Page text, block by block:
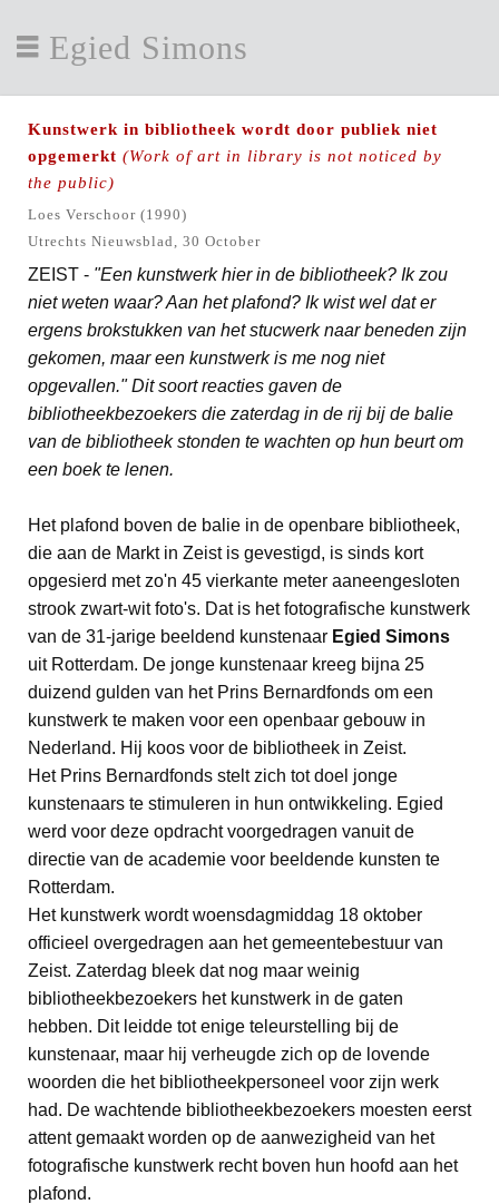
Egied Simons
Kunstwerk in bibliotheek wordt door publiek niet
opgemerkt (Work of art in library is not noticed by
the public)
Loes Verschoor (1990)
Utrechts Nieuwsblad, 30 October
ZEIST - "Een kunstwerk hier in de bibliotheek? Ik zou
niet weten waar? Aan het plafond? Ik wist wel dat er
ergens brokstukken van het stucwerk naar beneden zijn
gekomen, maar een kunstwerk is me nog niet
opgevallen." Dit soort reacties gaven de
bibliotheekbezoekers die zaterdag in de rij bij de balie
van de bibliotheek stonden te wachten op hun beurt om
een boek te lenen.
Het plafond boven de balie in de openbare bibliotheek,
die aan de Markt in Zeist is gevestigd, is sinds kort
opgesierd met zo'n 45 vierkante meter aaneengesloten
strook zwart-wit foto's. Dat is het fotografische kunstwerk
van de 31-jarige beeldend kunstenaar Egied Simons
uit Rotterdam. De jonge kunstenaar kreeg bijna 25
duizend gulden van het Prins Bernardfonds om een
kunstwerk te maken voor een openbaar gebouw in
Nederland. Hij koos voor de bibliotheek in Zeist.
Het Prins Bernardfonds stelt zich tot doel jonge
kunstenaars te stimuleren in hun ontwikkeling. Egied
werd voor deze opdracht voorgedragen vanuit de
directie van de academie voor beeldende kunsten te
Rotterdam.
Het kunstwerk wordt woensdagmiddag 18 oktober
officieel overgedragen aan het gemeentebestuur van
Zeist. Zaterdag bleek dat nog maar weinig
bibliotheekbezoekers het kunstwerk in de gaten
hebben. Dit leidde tot enige teleurstelling bij de
kunstenaar, maar hij verheugde zich op de lovende
woorden die het bibliotheekpersoneel voor zijn werk
had. De wachtende bibliotheekbezoekers moesten eerst
attent gemaakt worden op de aanwezigheid van het
fotografische kunstwerk recht boven hun hoofd aan het
plafond.